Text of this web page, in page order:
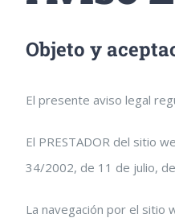
Objeto y
El presente aviso legal
El PRESTADOR del sitio
34/2002, de 11 de julio,
La navegación por el sitio